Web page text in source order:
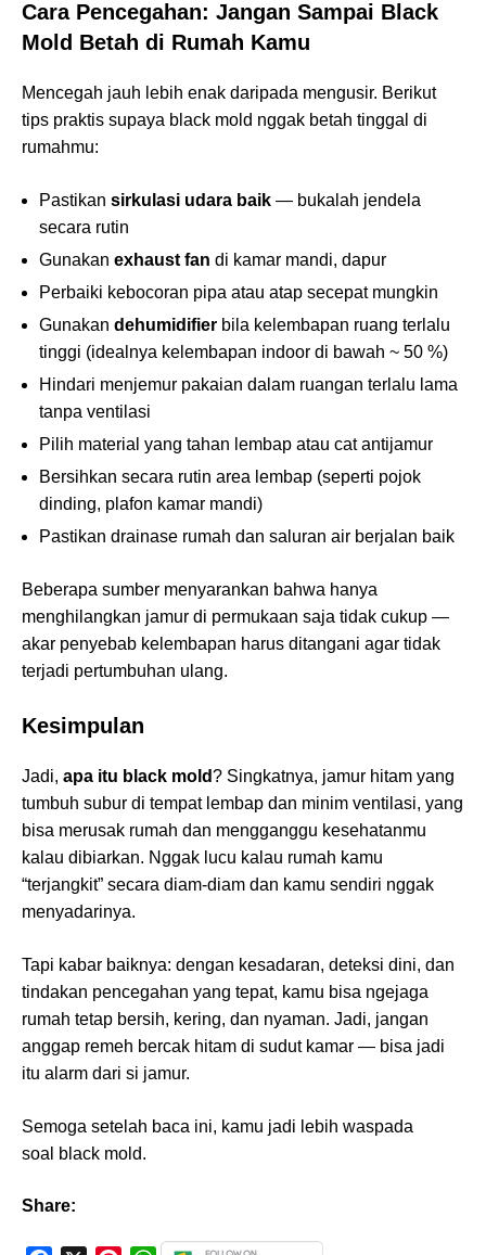
Cara Pencegahan: Jangan Sampai Black
Mold Betah di Rumah Kamu
Mencegah jauh lebih enak daripada mengusir. Berikut
tips praktis supaya black mold nggak betah tinggal di
rumahmu:
Pastikan sirkulasi udara baik — bukalah jendela
secara rutin
Gunakan exhaust fan di kamar mandi, dapur
Perbaiki kebocoran pipa atau atap secepat mungkin
Gunakan dehumidifier bila kelembapan ruang terlalu
tinggi (idealnya kelembapan indoor di bawah ~ 50 %)
Hindari menjemur pakaian dalam ruangan terlalu lama
tanpa ventilasi
Pilih material yang tahan lembap atau cat anti­jamur
Bersihkan secara rutin area lembap (seperti pojok
dinding, plafon kamar mandi)
Pastikan drainase rumah dan saluran air berjalan baik
Beberapa sumber menyarankan bahwa hanya
menghilangkan jamur di permukaan saja tidak cukup —
akar penyebab kelembapan harus ditangani agar tidak
terjadi pertumbuhan ulang.
Kesimpulan
Jadi, apa itu black mold? Singkatnya, jamur hitam yang
tumbuh subur di tempat lembap dan minim ventilasi, yang
bisa merusak rumah dan mengganggu kesehatanmu
kalau dibiarkan. Nggak lucu kalau rumah kamu
“terjangkit” secara diam-diam dan kamu sendiri nggak
menyadarinya.
Tapi kabar baiknya: dengan kesadaran, deteksi dini, dan
tindakan pencegahan yang tepat, kamu bisa ngejaga
rumah tetap bersih, kering, dan nyaman. Jadi, jangan
anggap remeh bercak hitam di sudut kamar — bisa jadi
itu alarm dari si jamur.
Semoga setelah baca ini, kamu jadi lebih waspada
soal black mold.
Share: